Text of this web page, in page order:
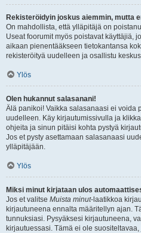
Rekisteröidyin joskus aiemmin, mutta
On mahdollista, että ylläpitäjä on
Useat foorumit myös poistavat käyttäjiä,
aikaan pienentääkseen tietokantansa
rekisteröityä uudelleen ja osallistu
Ylös
Olen hukannut salasanani!
Älä panikoi! Vaikka salasanaasi ei voida
uudelleen. Käy kirjautumissivulla ja
ohjeita ja sinun pitäisi kohta pystyä
Jos et pysty asettamaan salasanaasi
ylläpitäjään.
Ylös
Miksi minut kirjataan ulos
Jos et valitse Muista minut-laatikkoa
kirjautuneena ennalta määritellyn ajan.
tunnuksiasi. Pysyäksesi kirjautuneena,
kirjautuessasi. Tämä ei ole